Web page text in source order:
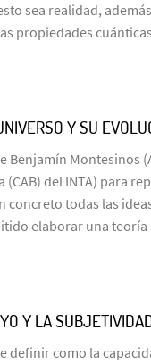
sea realidad,
propiedades
Y SU
Benjamín Montesinos
del INTA) para
concreto todas las
elaborar una teoría
Y LA
definir como la